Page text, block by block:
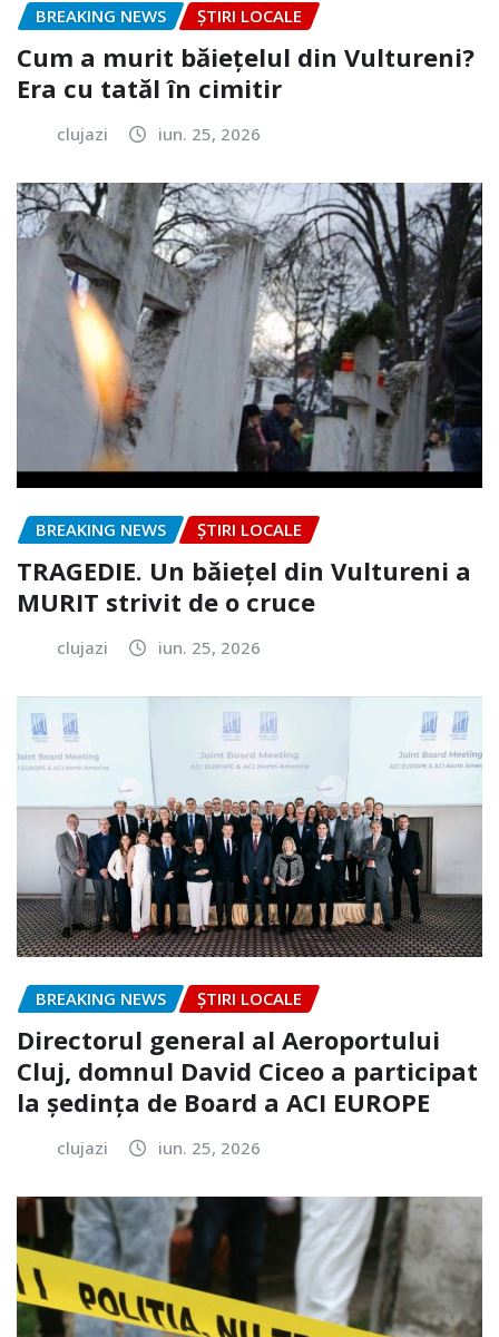
BREAKING NEWS ȘTIRI LOCALE
Cum a murit băiețelul din Vultureni?
Era cu tatăl în cimitir
clujazi iun. 25, 2026
BREAKING NEWS ȘTIRI LOCALE
TRAGEDIE. Un băiețel din Vultureni a
MURIT strivit de o cruce
clujazi iun. 25, 2026
BREAKING NEWS ȘTIRI LOCALE
Directorul general al Aeroportului
Cluj, domnul David Ciceo a participat
la ședința de Board a ACI EUROPE
clujazi iun. 25, 2026